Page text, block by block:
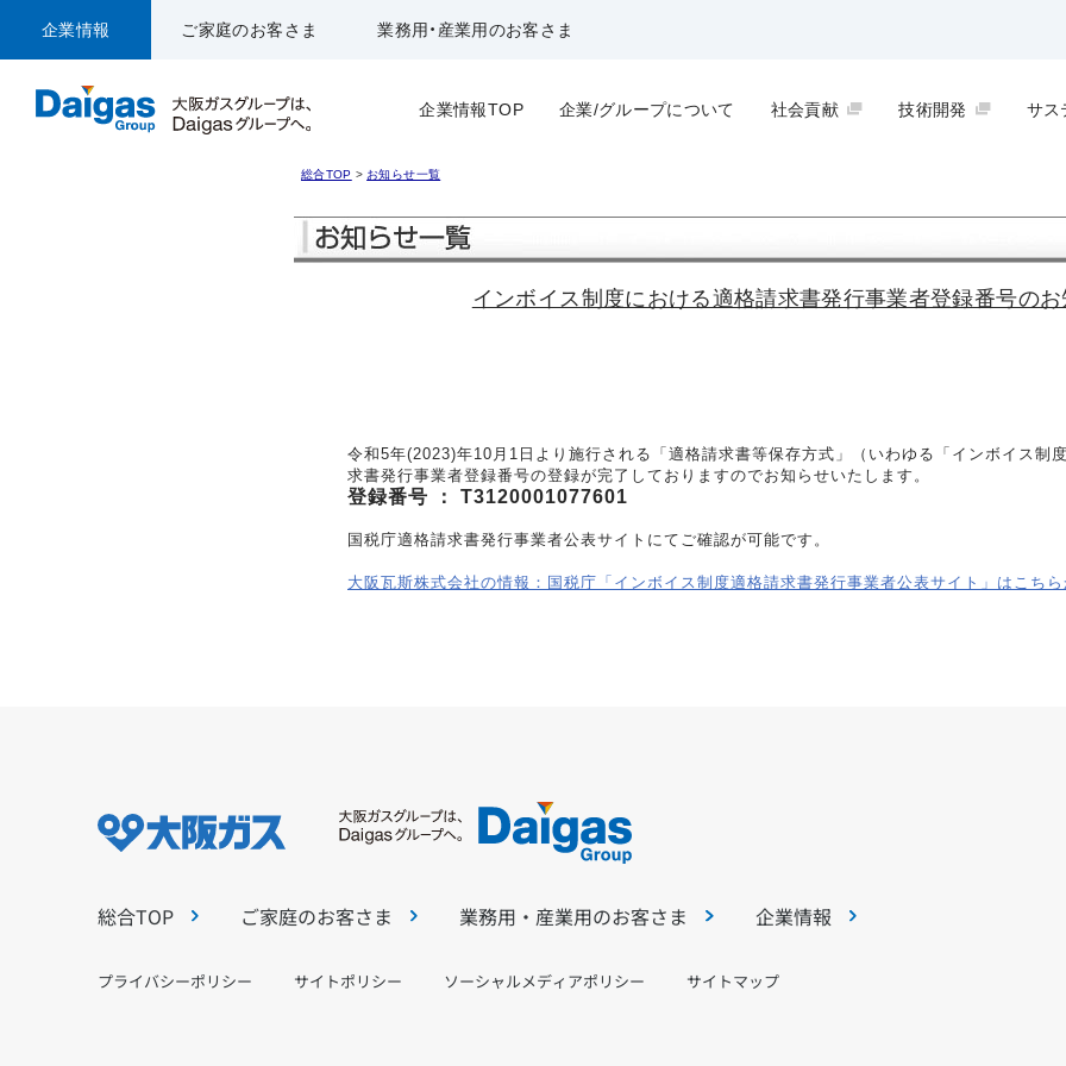
企業情報 ご家庭のお客さま 業務用・産業用のお客さま
企業情報TOP 企業/グループについて 社会貢献 技術開発 サス
総合TOP > お知らせ一覧
インボイス制度における適格請求書発行事業者登録番号の
令和5年(2023)年10月1日より施行される「適格請求書等保存方式」（いわゆる「インボイス制
求書発行事業者登録番号の登録が完了しておりますのでお知らせいたします。
登録番号 ： T3120001077601
国税庁適格請求書発行事業者公表サイトにてご確認が可能です。
大阪瓦斯株式会社の情報：国税庁「インボイス制度適格請求書発行事業者公表サイト」はこち
総合TOP ご家庭のお客さま 業務用・産業用のお客さま 企業情報
プライバシーポリシー サイトポリシー ソーシャルメディアポリシー サイトマップ